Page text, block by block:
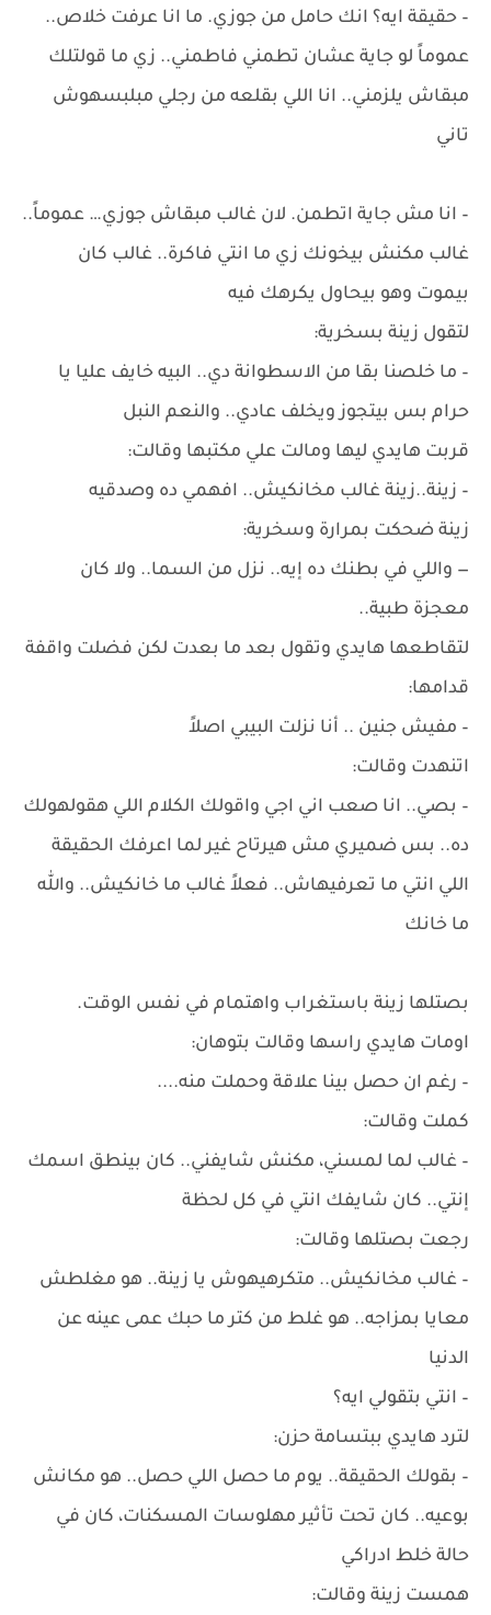
– حقيقة ايه؟ انك حامل من جوزي. ما انا عرفت خلاص..
عموماً لو جاية عشان تطمني فاطمني.. زي ما قولتلك
مبقاش يلزمني.. انا اللي بقلعه من رجلي مبلبسهوش
تاني
– انا مش جاية اتطمن. لان غالب مبقاش جوزي… عموماً..
غالب مكنش بيخونك زي ما انتي فاكرة.. غالب كان
بيموت وهو بيحاول يكرهك فيه
لتقول زينة بسخرية:
– ما خلصنا بقا من الاسطوانة دي.. البيه خايف عليا يا
حرام بس بيتجوز ويخلف عادي.. والنعم النبل
قربت هايدي ليها ومالت علي مكتبها وقالت:
– زينة..زينة غالب مخانكيش.. افهمي ده وصدقيه
زينة ضحكت بمرارة وسخرية:
— واللي في بطنك ده إيه.. نزل من السما.. ولا كان
معجزة طبية..
لتقاطعها هايدي وتقول بعد ما بعدت لكن فضلت واقفة
قدامها:
– مفيش جنين .. أنا نزلت البيبي اصلاً
اتنهدت وقالت:
– بصي.. انا صعب اني اجي واقولك الكلام اللي هقولهولك
ده.. بس ضميري مش هيرتاح غير لما اعرفك الحقيقة
اللي انتي ما تعرفيهاش.. فعلاً غالب ما خانكيش.. والله
ما خانك
بصتلها زينة باستغراب واهتمام في نفس الوقت.
اومات هايدي راسها وقالت بتوهان:
– رغم ان حصل بينا علاقة وحملت منه....
كملت وقالت:
– غالب لما لمسني، مكنش شايفني.. كان بينطق اسمك
إنتي.. كان شايفك انتي في كل لحظة
رجعت بصتلها وقالت:
– غالب مخانكيش.. متكرهيهوش يا زينة.. هو مغلطش
معايا بمزاجه.. هو غلط من كتر ما حبك عمى عينه عن
الدنيا
– انتي بتقولي ايه؟
لترد هايدي ببتسامة حزن:
– بقولك الحقيقة.. يوم ما حصل اللي حصل.. هو مكانش
بوعيه.. كان تحت تأثير مهلوسات المسكنات، كان في
حالة خلط ادراكي
همست زينة وقالت: